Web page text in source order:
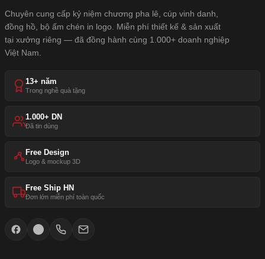
Chuyên cung cấp kỷ niệm chương pha lê, cúp vinh danh,
đồng hồ, bộ ấm chén in logo. Miễn phí thiết kế & sản xuất
tại xưởng riêng — đã đồng hành cùng 1.000+ doanh nghiệp
Việt Nam.
13+ năm
Trong nghề quà tặng
1.000+ DN
Đã tin dùng
Free Design
Logo & mockup 3D
Free Ship HN
Đơn lớn miễn phí toàn quốc